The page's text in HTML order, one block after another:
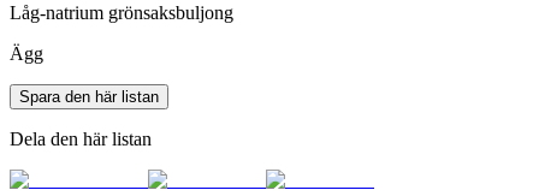
Låg-natrium grönsaksbuljong
Ägg
Spara den här listan
Dela den här listan